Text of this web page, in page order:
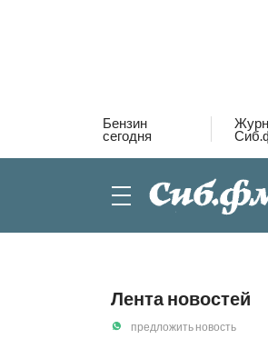
Бензин
сегодня
Лента новостей
предложить новость